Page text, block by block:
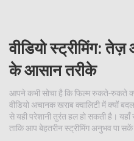
वीडियो स्ट्रीमिंग:
के आसान तरीके
आपने कभी सोचा है कि फिल्म रुकते-रुकते
वीडियो अचानक खराब क्वालिटी में क्यों
से यही परेशानी तुरंत हल हो सकती है।
ताकि आप बेहतरीन स्ट्रीमिंग अनुभव पा